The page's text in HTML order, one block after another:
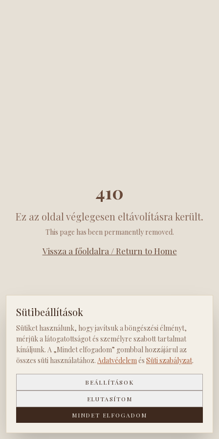
410
Ez az oldal véglegesen eltávolításra került.
This page has been permanently removed.
Vissza a főoldalra / Return to Home
Sütibeállítások
Sütiket használunk, hogy javítsuk a böngészési élményt,
mérjük a látogatottságot és személyre szabott tartalmat
kínáljunk. A „Mindet elfogadom” gombbal hozzájárul az
összes süti használatához. Adatvédelemés Süti szabályzat.
BEÁLLÍTÁSOK
ELUTASÍTOM
MINDET ELFOGADOM